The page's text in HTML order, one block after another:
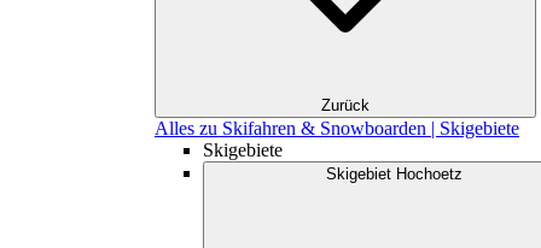
Zurück
Alles zu Skifahren & Snowboarden | Skigebiete
Skigebiete
Skigebiet Hochoetz